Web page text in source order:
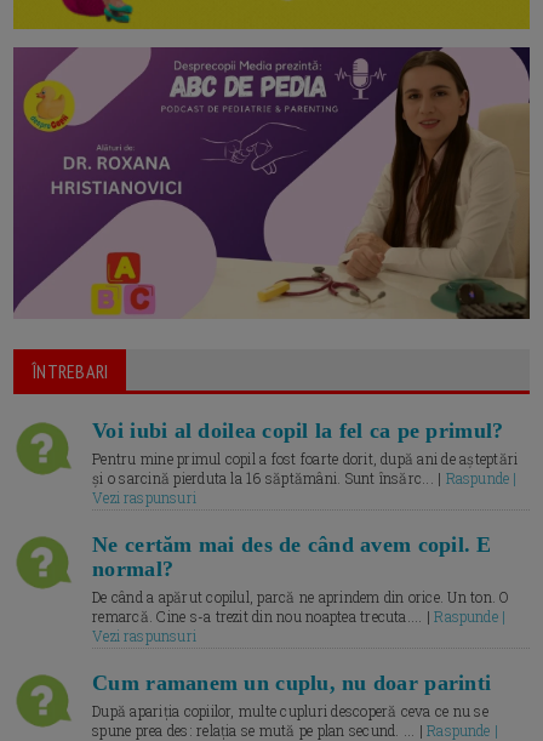
ÎNTREBARI
Voi iubi al doilea copil la fel ca pe primul?
Pentru mine primul copil a fost foarte dorit, după ani de așteptări
și o sarcină pierduta la 16 săptămâni. Sunt însărc... | Raspunde |
Vezi raspunsuri
Ne certăm mai des de când avem copil. E
normal?
De când a apărut copilul, parcă ne aprindem din orice. Un ton. O
remarcă. Cine s-a trezit din nou noaptea trecuta.... |Raspunde |
Vezi raspunsuri
Cum ramanem un cuplu, nu doar parinti
După apariția copiilor, multe cupluri descoperă ceva ce nu se
spune prea des: relația se mută pe plan secund. ... |Raspunde |